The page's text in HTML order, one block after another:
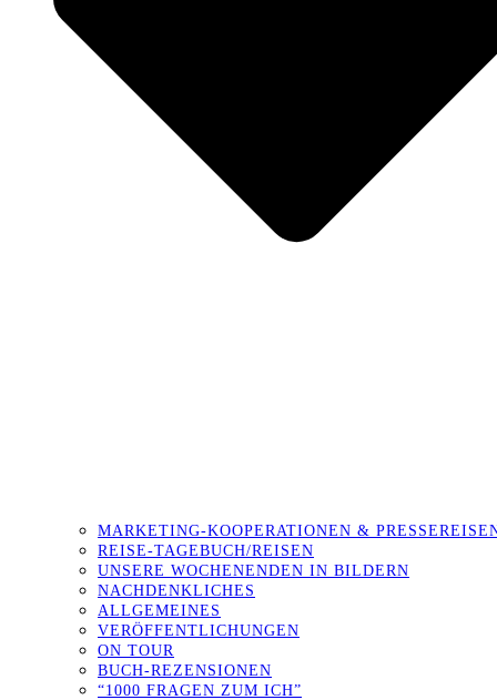
MARKETING-KOOPERATIONEN &
REISE-TAGEBUCH/REISEN
UNSERE WOCHENENDEN IN BILDERN
NACHDENKLICHES
ALLGEMEINES
VERÖFFENTLICHUNGEN
ON TOUR
BUCH-REZENSIONEN
“1000 FRAGEN ZUM ICH”